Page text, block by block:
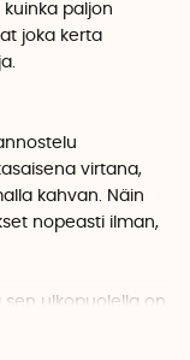
paljon
joka kerta
virtana,
kahvan. Näin
nopeasti ilman,
ulkopuolella on
mukana